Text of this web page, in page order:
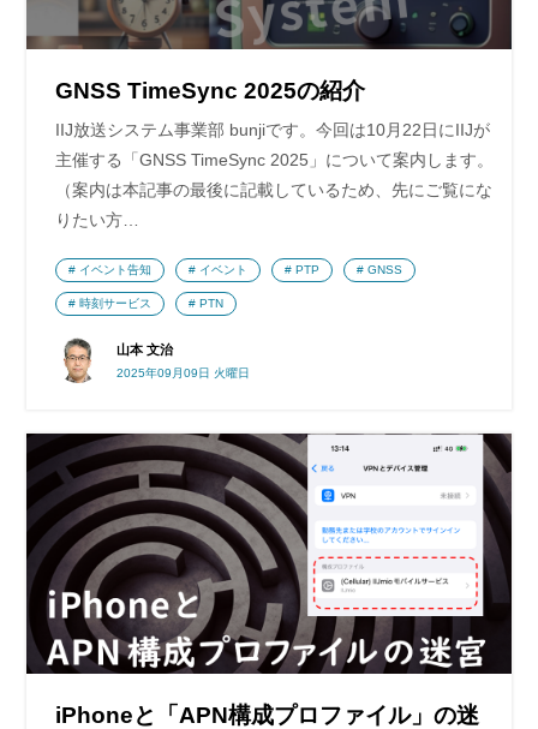
GNSS TimeSync 2025の紹介
IIJ放送システム事業部 bunjiです。今回は10月22日にIIJが
主催する「GNSS TimeSync 2025」について案内します。
（案内は本記事の最後に記載しているため、先にご覧にな
りたい方…
山本 文治
2025年09月09日 火曜日
イベント告知 イベント PTP GNSS
時刻サービス PTN
iPhoneと「APN構成プロファイル」の迷